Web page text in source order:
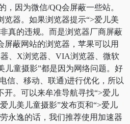
，因为微信/QQ会屏蔽一些站。
览器。如果浏览器提示“>爱儿美
真的违规。而是浏览器厂商屏蔽
屏蔽网站的浏览器，苹果可以用
、X浏览器、VIA浏览器、微软
儿童摄影”都是因为网络问题。好
信、移动、联通)进行优化，所以
开。可以来牟准导航寻找“>爱儿
儿美儿童摄影”发布页和“>爱儿
永逸的话，我们推荐使用加速器